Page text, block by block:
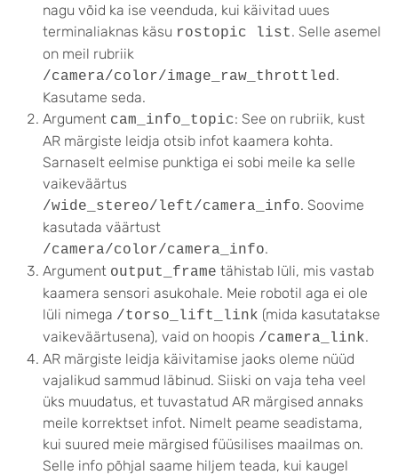
nagu võid ka ise veenduda, kui käivitad uues
terminaliaknas käsu rostopic list. Selle asemel
on meil rubriik
/camera/color/image_raw_throttled.
Kasutame seda.
Argument cam_info_topic: See on rubriik, kust
AR märgiste leidja otsib infot kaamera kohta.
Sarnaselt eelmise punktiga ei sobi meile ka selle
vaikeväärtus
/wide_stereo/left/camera_info. Soovime
kasutada väärtust
/camera/color/camera_info.
Argument output_frame tähistab lüli, mis vastab
kaamera sensori asukohale. Meie robotil aga ei ole
lüli nimega /torso_lift_link (mida kasutatakse
vaikeväärtusena), vaid on hoopis /camera_link.
AR märgiste leidja käivitamise jaoks oleme nüüd
vajalikud sammud läbinud. Siiski on vaja teha veel
üks muudatus, et tuvastatud AR märgised annaks
meile korrektset infot. Nimelt peame seadistama,
kui suured meie märgised füüsilises maailmas on.
Selle info põhjal saame hiljem teada, kui kaugel